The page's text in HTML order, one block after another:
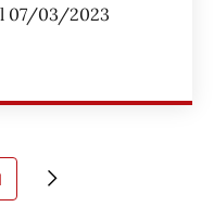
07/03/2023
EDILIZIE PER
attualePagina successiva